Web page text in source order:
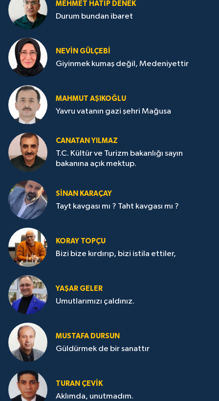
MEHMET HATİP DENEK
Durum bundan ibaret
NEVİN GÜLÇEBİ
Giyinmek kumaş değil, Medeniyettir
MAHMUT AŞIKOĞLU
Yavru vatanın gazi şehri Mağusa
CANATAN YILMAZ
T.C. Kültür ve Turizm bakanlığı sayın
bakanına açık mektup.
SİNAN KARAÇAY
Tayt kavgası mı ? Taht kavgası mı ?
KORAY TOPÇU
Bizi bize kırdırıp, bizi istila ettiler,
YAŞAR GELER
Umutlarımızı çaldınız.
MUSTAFA DURSUN
Güldürmek de bir sanattır
TURAN ÇEVİK
Aklımda, unutmadım.